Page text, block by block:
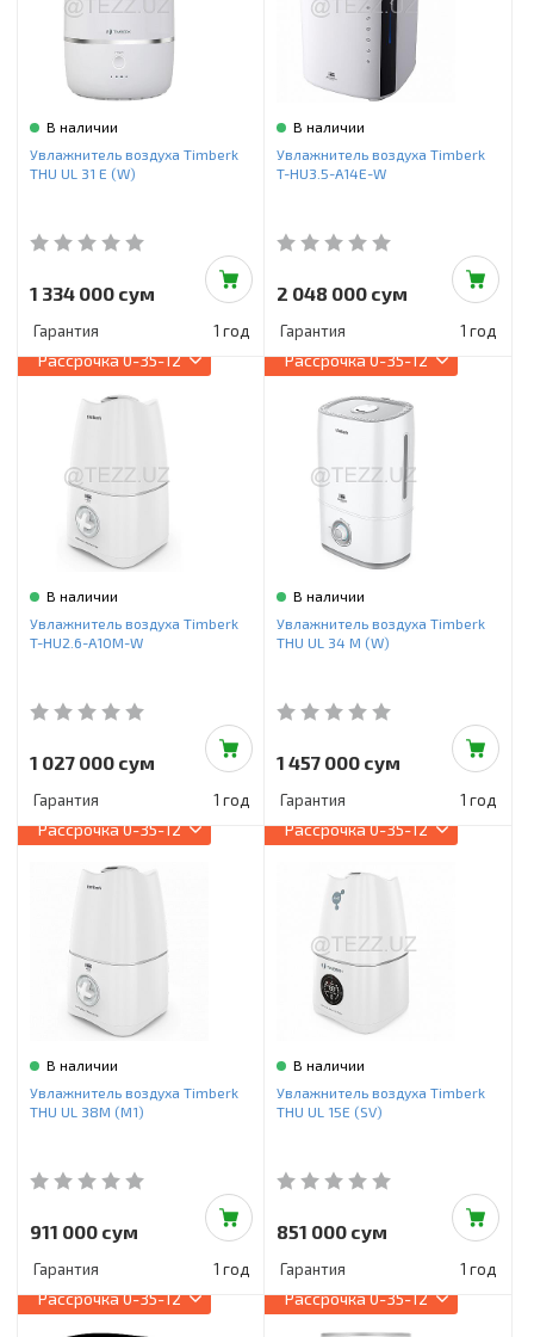
В наличии
Увлажнитель воздуха Timberk
THU UL 31 E (W)
1 334 000 сум
Гарантия 1 год
В наличии
Увлажнитель воздуха Timberk
T-HU3.5-A14E-W
2 048 000 сум
Гарантия 1 год
Рассрочка0-35-12
В наличии
Увлажнитель воздуха Timberk
T-HU2.6-A10M-W
1 027 000 сум
Гарантия 1 год
Рассрочка0-35-12
В наличии
Увлажнитель воздуха Timberk
THU UL 34 M (W)
1 457 000 сум
Гарантия 1 год
Рассрочка0-35-12
В наличии
Увлажнитель воздуха Timberk
THU UL 38M (M1)
911 000 сум
Гарантия 1 год
Рассрочка0-35-12
В наличии
Увлажнитель воздуха Timberk
THU UL 15E (SV)
851 000 сум
Гарантия 1 год
Рассрочка0-35-12 Рассрочка0-35-12